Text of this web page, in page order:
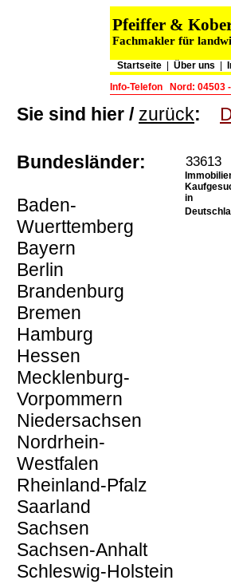
Pfeiffer &
Fachmakler für
Startseite Über uns
Info-Telefon
Nord: 04503
Sie sind hier / zurück:
Bundesländer:
Baden-
Wuerttemberg
Bayern
Berlin
Brandenburg
Bremen
Hamburg
Hessen
Mecklenburg-
Vorpommern
Niedersachsen
Nordrhein-
Westfalen
Rheinland-Pfalz
Saarland
Sachsen
Sachsen-Anhalt
Schleswig-Holstein
33613
in